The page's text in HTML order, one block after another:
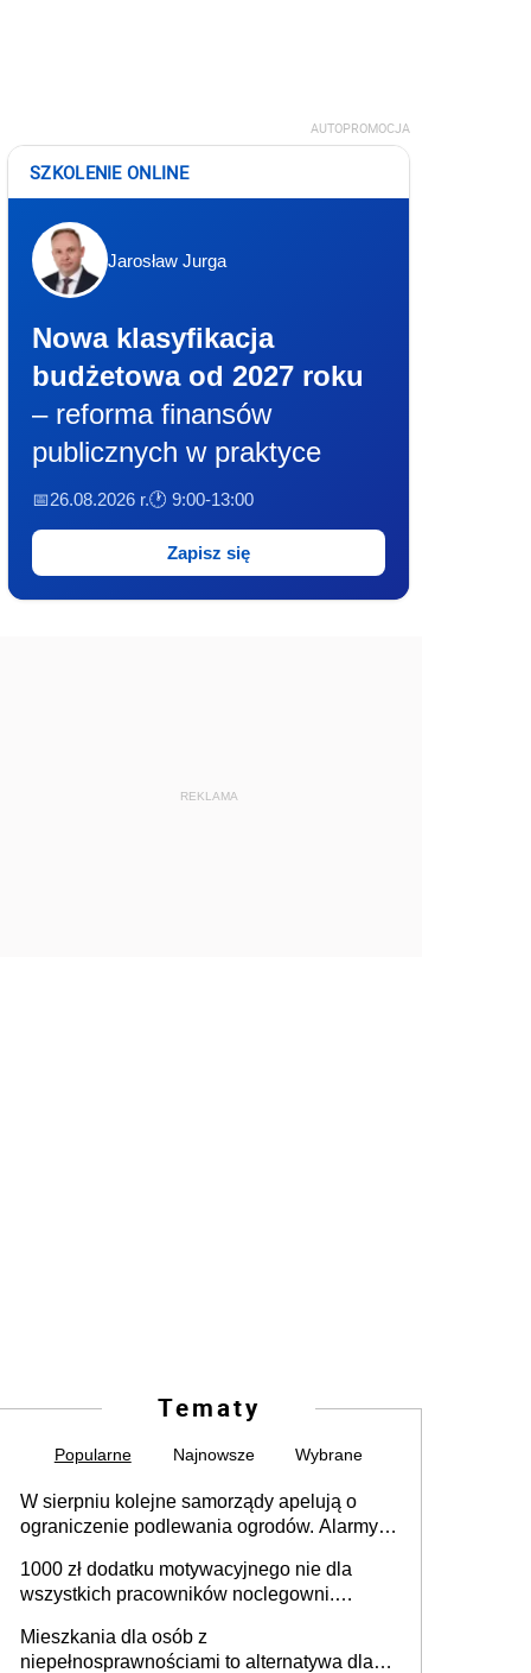
AUTOPROMOCJA
SZKOLENIE ONLINE
Jarosław Jurga
Nowa klasyfikacja
budżetowa od 2027 roku
– reforma finansów
publicznych w praktyce
📅26.08.2026 r.🕐 9:00-13:00
Zapisz się
REKLAMA
Tematy
Popularne Najnowsze Wybrane
W sierpniu kolejne samorządy apelują o
ograniczenie podlewania ogrodów. Alarmy w
może objąć cały kraj
1000 zł dodatku motywacyjnego nie dla
wszystkich pracowników noclegowni.
Mieszkania dla osób z
niepełnosprawnościami to alternatywa dla